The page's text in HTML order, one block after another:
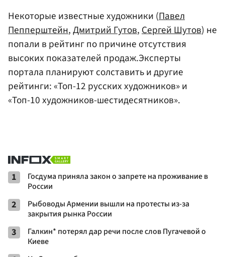
Некоторые известные художники (Павел
Пепперштейн,Дмитрий Гутов,Сергей Шутов) не
попали в рейтинг по причине отсутствия
высоких показателей продаж.Эксперты
портала планируют солставить и другие
рейтинги: «Топ-12 русских художников» и
«Топ-10 художников-шестидесятников».
1
Госдума приняла закон о запрете на проживание в
России
2
Рыбоводы Армении вышли на протесты из-за
закрытия рынка России
3
Галкин* потерял дар речи после слов Пугачевой о
Киеве